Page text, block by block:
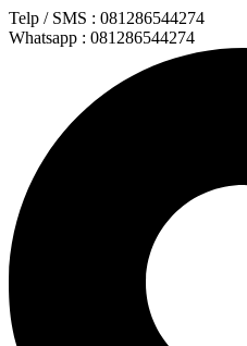
Lewati
ke
Telp / SMS : 081286544274
Whatsapp : 081286544274